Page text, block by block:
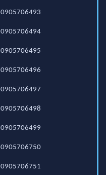
0905706493
0905706494
0905706495
0905706496
0905706497
0905706498
0905706499
0905706750
0905706751